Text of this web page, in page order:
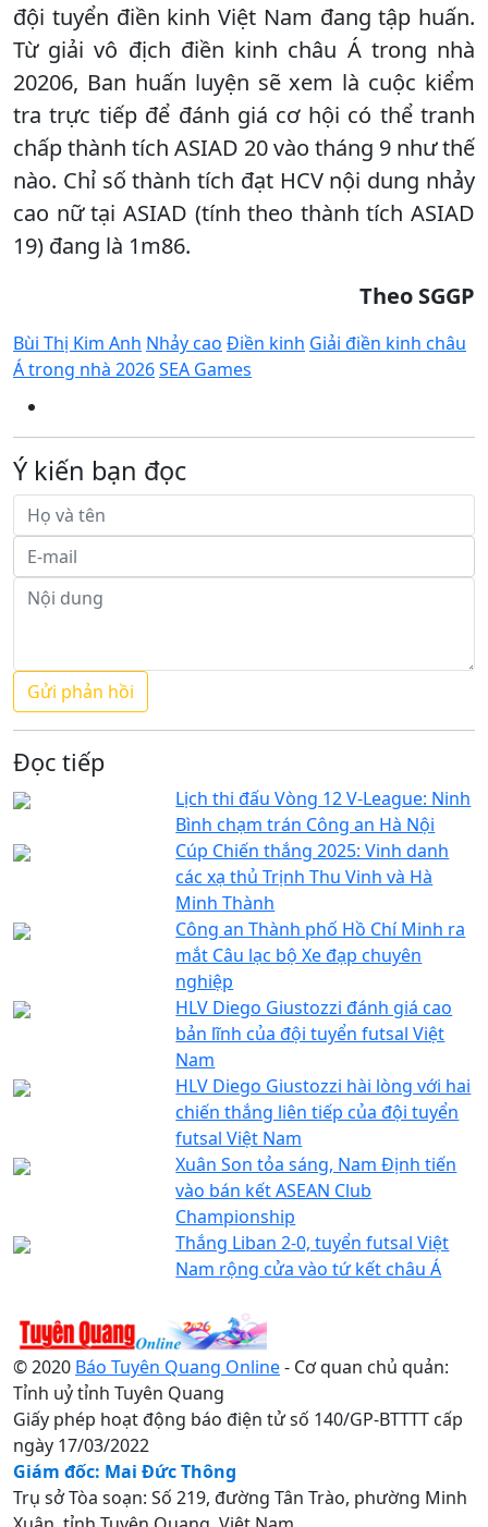
đội tuyển điền kinh Việt Nam đang tập huấn.
Từ giải vô địch điền kinh châu Á trong nhà
20206, Ban huấn luyện sẽ xem là cuộc kiểm
tra trực tiếp để đánh giá cơ hội có thể tranh
chấp thành tích ASIAD 20 vào tháng 9 như thế
nào. Chỉ số thành tích đạt HCV nội dung nhảy
cao nữ tại ASIAD (tính theo thành tích ASIAD
19) đang là 1m86.
Theo SGGP
Bùi Thị Kim Anh Nhảy cao Điền kinh Giải điền kinh châu
Á trong nhà 2026SEA Games
Ý kiến bạn đọc
Đọc tiếp
Lịch thi đấu Vòng 12 V-League: Ninh
Bình chạm trán Công an Hà Nội
Cúp Chiến thắng 2025: Vinh danh
các xạ thủ Trịnh Thu Vinh và Hà
Minh Thành
Công an Thành phố Hồ Chí Minh ra
mắt Câu lạc bộ Xe đạp chuyên
nghiệp
HLV Diego Giustozzi đánh giá cao
bản lĩnh của đội tuyển futsal Việt
Nam
HLV Diego Giustozzi hài lòng với hai
chiến thắng liên tiếp của đội tuyển
futsal Việt Nam
Xuân Son tỏa sáng, Nam Định tiến
vào bán kết ASEAN Club
Championship
Thắng Liban 2-0, tuyển futsal Việt
Nam rộng cửa vào tứ kết châu Á
© 2020 Báo Tuyên Quang Online- Cơ quan chủ quản:
Tỉnh uỷ tỉnh Tuyên Quang
Giấy phép hoạt động báo điện tử số 140/GP-BTTTT cấp
ngày 17/03/2022
Giám đốc: Mai Đức Thông
Trụ sở Tòa soạn: Số 219, đường Tân Trào, phường Minh